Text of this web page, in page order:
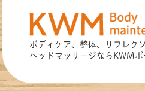
ボディケア、整体、リフレク
ヘッドマッサージなら KWMボ